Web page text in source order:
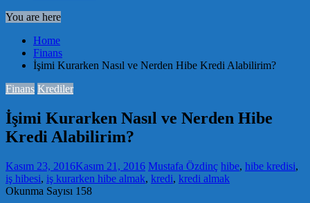
You are here
Home
Finans
İşimi Kurarken Nasıl ve Nerden Hibe Kredi Alabilirim?
Finans Krediler
İşimi Kurarken Nasıl ve Nerden Hibe
Kredi Alabilirim?
Kasım 23, 2016Kasım 21, 2016 Mustafa Özdinç hibe, hibe kredisi,
iş hibesi, iş kurarken hibe almak, kredi, kredi almak
Okunma Sayısı 158